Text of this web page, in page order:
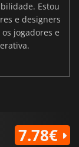
Estou
e designers
jogadores e
7.78€